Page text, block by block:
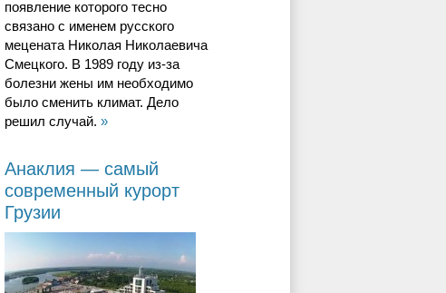
появление которого тесно
связано с именем русского
мецената Николая Николаевича
Смецкого. В 1989 году из-за
болезни жены им необходимо
было сменить климат. Дело
решил случай. »
Анаклия — самый
современный курорт
Грузии